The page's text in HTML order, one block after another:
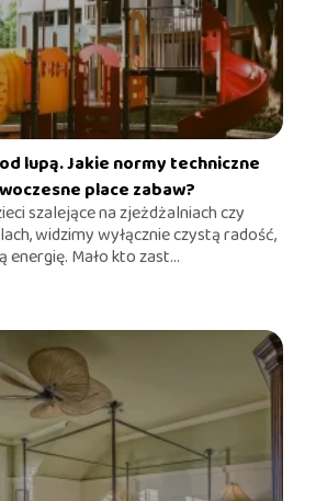
lupą. Jakie normy techniczne
place zabaw?
szalejące na zjeżdżalniach czy
widzimy wyłącznie czystą radość,
Mało kto zast...